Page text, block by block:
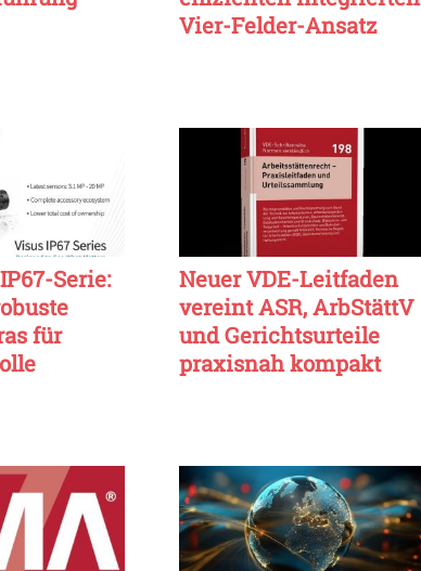
Vier-Felder-Ansatz
Serie:
für
Neuer VDE-Leitfaden
vereint ASR, ArbStättV
und Gerichtsurteile
praxisnah kompakt